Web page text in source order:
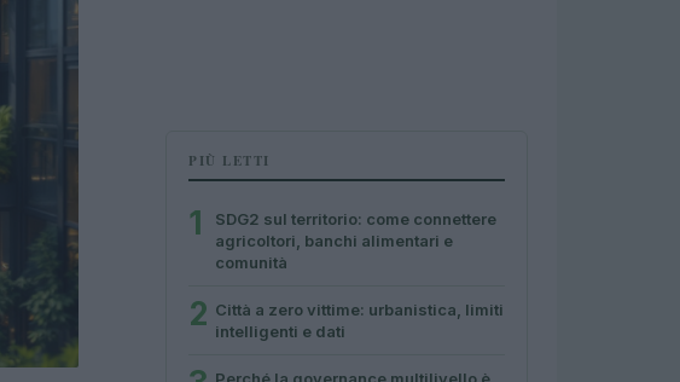
PIÙ LETTI
1
SDG2 sul territorio: come connettere
agricoltori, banchi alimentari e
comunità
2 Città a zero vittime: urbanistica, limiti
intelligenti e dati